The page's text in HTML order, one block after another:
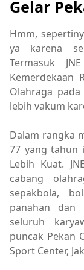
Gelar
Hmm,
ya karena
Termasuk
Kemerdekaan
Olahraga
lebih vakum
Dalam rangka
77 yang tahun
Lebih Kuat.
cabang
sepakbola,
panahan dan
seluruh
puncak Pekan
Sport Center,